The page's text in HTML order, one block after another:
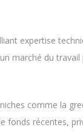
expertise
marché du travail
comme la
récentes,